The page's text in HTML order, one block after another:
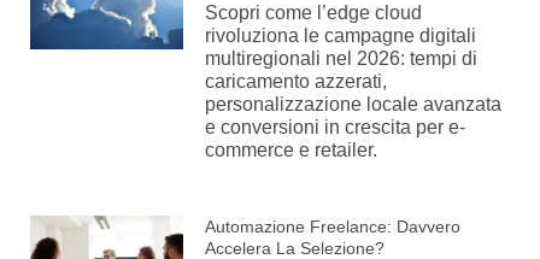
Scopri come l’edge cloud
rivoluziona le campagne digitali
multiregionali nel 2026: tempi di
caricamento azzerati,
personalizzazione locale avanzata
e conversioni in crescita per e-
commerce e retailer.
Automazione Freelance: Davvero
Accelera La Selezione?